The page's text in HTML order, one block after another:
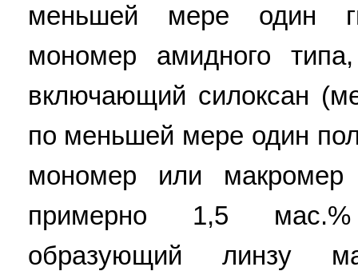
меньшей мере один
мономер амидного
включающий силоксан
по меньшей мере один
мономер или
примерно 1,5 мас.%
образующий линзу